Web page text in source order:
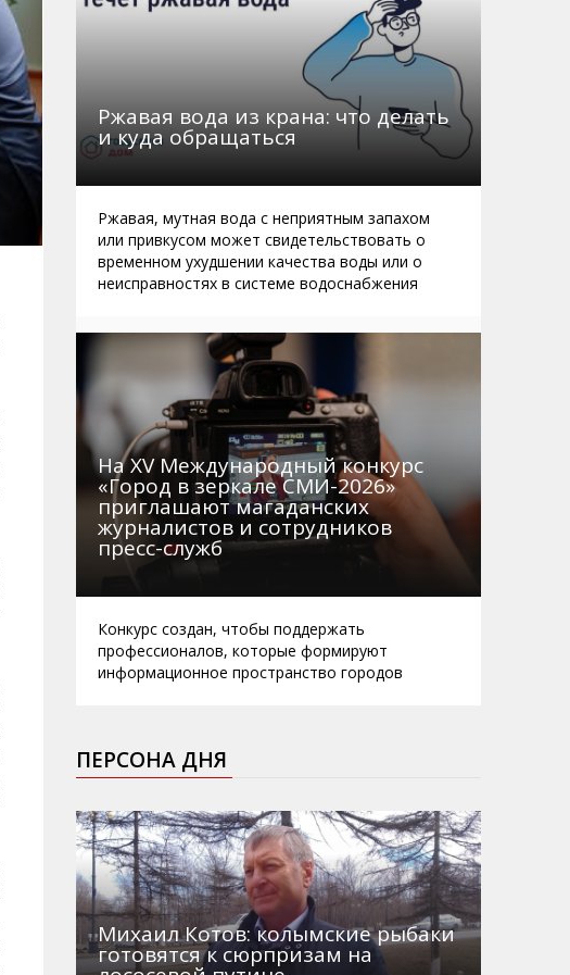
Ржавая вода из крана: что делать
и куда обращаться
Ржавая, мутная вода с неприятным запахом
или привкусом может свидетельствовать о
временном ухудшении качества воды или о
неисправностях в системе водоснабжения
На XV Международный конкурс
«Город в зеркале СМИ-2026»
приглашают магаданских
журналистов и сотрудников
пресс-служб
Конкурс создан, чтобы поддержать
профессионалов, которые формируют
информационное пространство городов
ПЕРСОНА ДНЯ
Михаил Котов: колымские рыбаки
готовятся к сюрпризам на